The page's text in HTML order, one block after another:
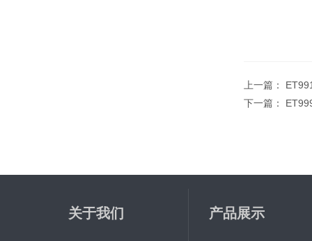
上一篇：
下一篇：
关于我们 产品展示